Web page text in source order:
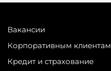
Вакансии
Корпоративным клиентам
Кредит и страхование